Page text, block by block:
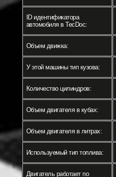
ID идентификатора
автомобиля в TecDoc:
Объем движка:
У этой машины тип кузова:
Количество цилиндров:
Объем двигателя в кубах:
Объем двигателя в литрах:
Используемый тип топлива:
Двигатель работает по